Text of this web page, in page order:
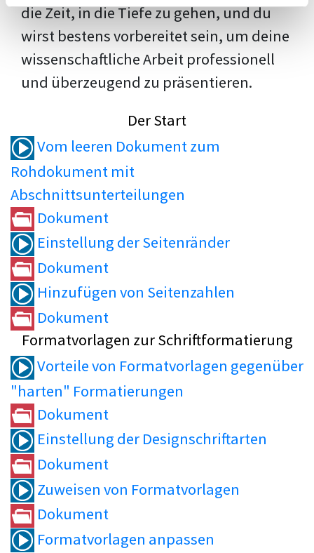
die Zeit, in die Tiefe zu gehen, und du
wirst bestens vorbereitet sein, um deine
wissenschaftliche Arbeit professionell
und überzeugend zu präsentieren.
Der Start
Vom leeren Dokument zum
Rohdokument mit
Abschnittsunterteilungen
Dokument
Einstellung der Seitenränder
Dokument
Hinzufügen von Seitenzahlen
Dokument
Formatvorlagen zur Schriftformatierung
Vorteile von Formatvorlagen gegenüber
"harten" Formatierungen
Dokument
Einstellung der Designschriftarten
Dokument
Zuweisen von Formatvorlagen
Dokument
Formatvorlagen anpassen